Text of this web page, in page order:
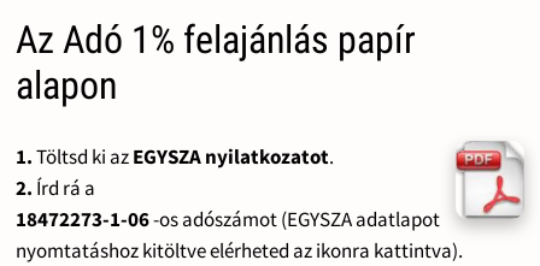
Az Adó 1% felajánlás papír
alapon
1.Töltsd ki azEGYSZA nyilatkozatot.
2. Írd rá a
18472273-1-06-os adószámot (EGYSZA adatlapot
nyomtatáshoz kitöltve elérheted az ikonra kattintva).